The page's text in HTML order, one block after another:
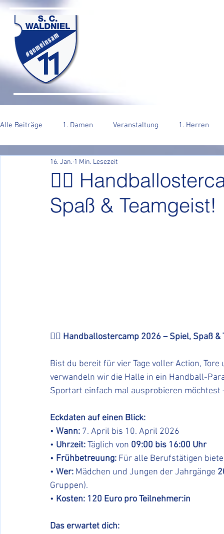
#gemeinsam
Alle Beiträge 1. Damen Veranstaltung 1. Herren
🤾‍♂️
Spaß & Teamgeist!
16. Jan. 1 Min. Lesezeit
🤾‍♂️ Handballostercamp 2026 – Spiel, Spaß &
Bist du bereit für vier Tage voller Action,
verwandeln wir die Halle in ein Handball-
Sportart einfach mal ausprobieren möchtest
Eckdaten auf einen Blick:
• Wann: 7. April bis 10. April 2026
• Uhrzeit: Täglich von 09:00 bis 16:00 Uhr
• Frühbetreuung: Für alle Berufstätigen
• Wer: Mädchen und Jungen der Jahrgänge
Gruppen).
• Kosten: 120 Euro pro Teilnehmer:in
Das erwartet dich: